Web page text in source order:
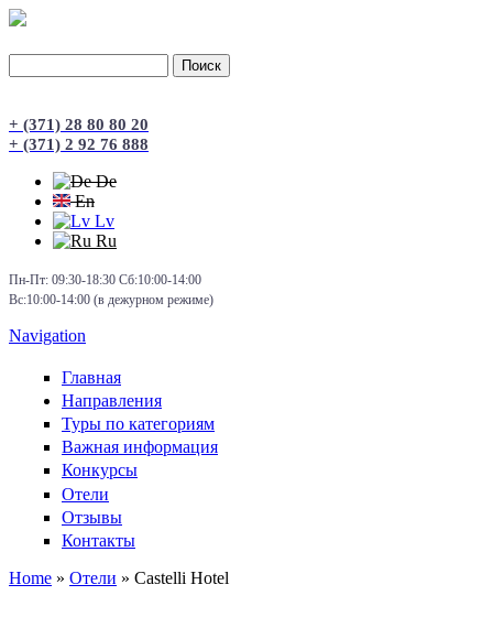
+ (371) 28 80 80 20
+ (371) 2 92 76 888
De
En
Lv
Ru
Пн-Пт: 09:30-18:30 Сб:10:00-14:00
Вс:10:00-14:00 (в дежурном режиме)
Navigation
Главная
Направления
Туры по категориям
Важная информация
Конкурсы
Отели
Отзывы
Контакты
Home » Отели » Castelli Hotel